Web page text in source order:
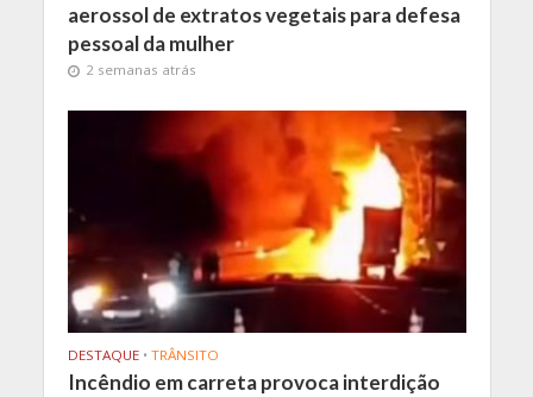
aerossol de extratos vegetais para defesa
pessoal da mulher
2 semanas atrás
DESTAQUE • TRÂNSITO
Incêndio em carreta provoca interdição